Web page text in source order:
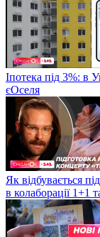
Іпотека під 3%: в
єОселя
Як відбувається
в колаборації 1+1